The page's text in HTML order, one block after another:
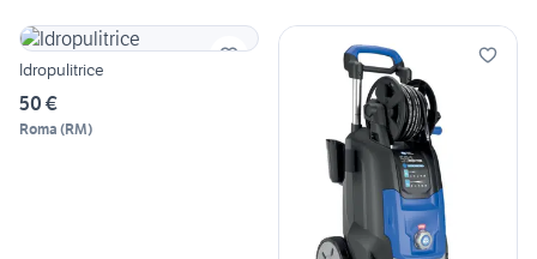
Idropulitrice
50 €
Roma (RM)